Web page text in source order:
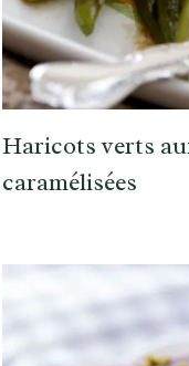
Haricots verts
caramélisées